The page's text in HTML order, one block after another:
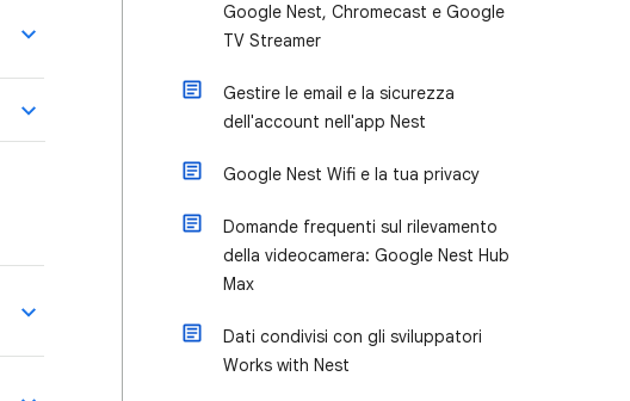
Google Nest, Chromecast e Google
TV Streamer
Gestire le email e la sicurezza
dell'account nell'app Nest
Google Nest Wifi e la tua privacy
Domande frequenti sul rilevamento
della videocamera: Google Nest Hub
Max
Dati condivisi con gli sviluppatori
Works with Nest